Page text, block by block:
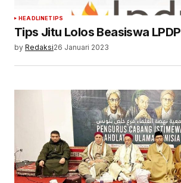
HEADLINETIPS
Tips Jitu Lolos Beasiswa LPDP
by Redaksi26 Januari 2023